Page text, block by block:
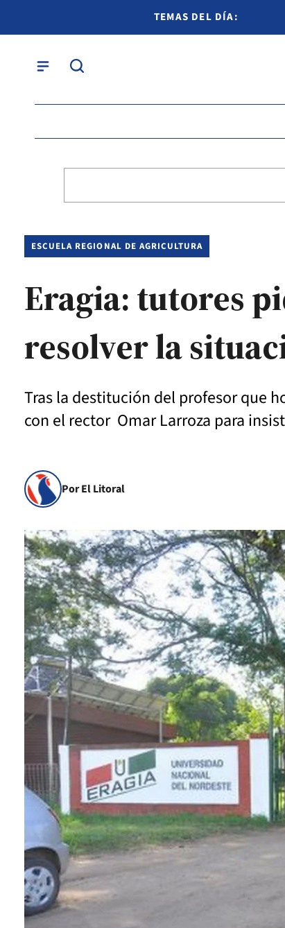
TEMAS DEL DÍA:
ESCUELA REGIONAL DE AGRICULTURA
Eragia: tutores
resolver la
Tras la destitución del profesor que
con el rector Omar Larroza para
Por El Litoral